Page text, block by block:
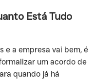
Está Tudo
e a empresa vai bem, é
um acordo de
quando já há